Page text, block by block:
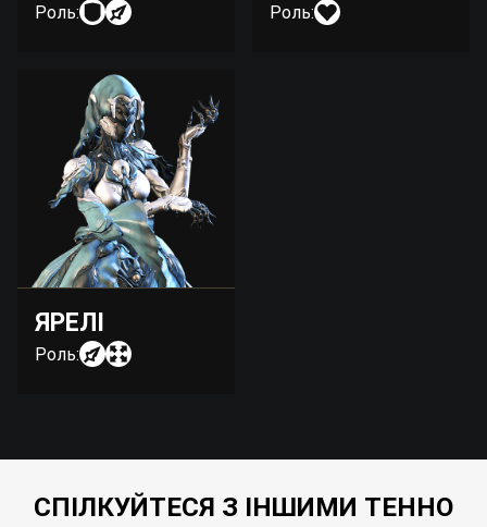
Роль: Роль:
ЯРЕЛІ
Роль:
СПІЛКУЙТЕСЯ З ІНШИМИ ТЕННО